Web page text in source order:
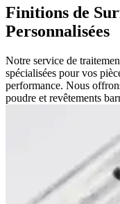
Finitions de
Personnalisées
Notre service de
spécialisées pour vos
performance. Nous
poudre et revêtements